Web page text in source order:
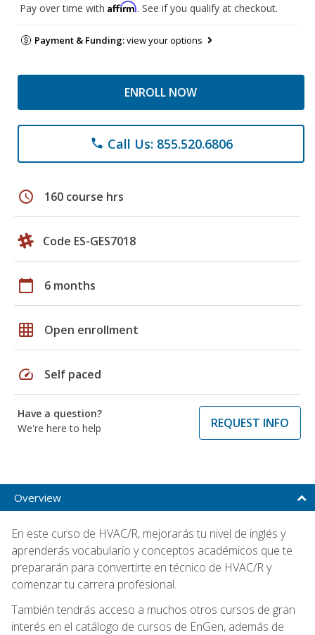
Pay over time with Affirm. See if you qualify at checkout.
Payment & Funding:view your options
ENROLL NOW
phone Call Us: 855.520.6806
schedule 160 course hrs
Code ES-GES7018
calendar_today 6 months
grid_on Open enrollment
speed Self paced
Have a question?
We're here to help
REQUEST INFO
Overview
En este curso de HVAC/R, mejorarás tu nivel de inglés y
aprenderás vocabulario y conceptos académicos que te
prepararán para convertirte en técnico de HVAC/R y
comenzar tu carrera profesional.
También tendrás acceso a muchos otros cursos de gran
interés en el catálogo de cursos de EnGen, además de